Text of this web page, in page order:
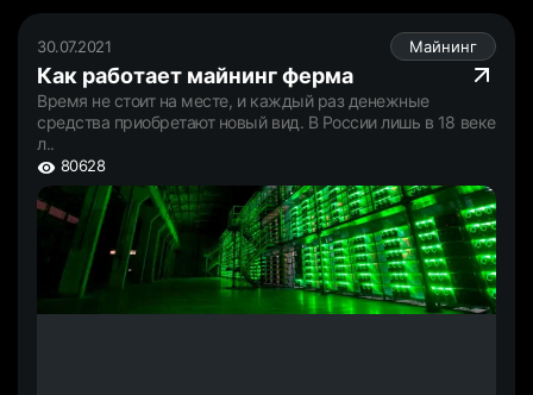
30.07.2021 Майнинг
Как работает майнинг ферма
Время не стоит на месте, и каждый раз денежные
средства приобретают новый вид. В России лишь в 18 веке
л..
80628